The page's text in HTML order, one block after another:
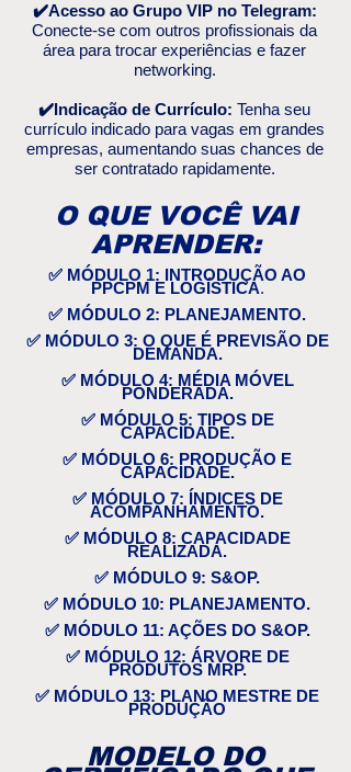
✔️Acesso ao Grupo VIP no Telegram:
Conecte-se com outros profissionais da
área para trocar experiências e fazer
networking.
✔️Indicação de Currículo: Tenha seu
currículo indicado para vagas em grandes
empresas, aumentando suas chances de
ser contratado rapidamente.
O QUE VOCÊ VAI
APRENDER:
✅ MÓDULO 1: INTRODUÇÃO AO
PPCPM E LOGÍSTICA.
✅ MÓDULO 2: PLANEJAMENTO.
✅ MÓDULO 3: O QUE É PREVISÃO DE
DEMANDA.
✅ MÓDULO 4: MÉDIA MÓVEL
PONDERADA.
✅ MÓDULO 5: TIPOS DE
CAPACIDADE.
✅ MÓDULO 6: PRODUÇÃO E
CAPACIDADE.
✅ MÓDULO 7: ÍNDICES DE
ACOMPANHAMENTO.
✅ MÓDULO 8: CAPACIDADE
REALIZADA.
✅ MÓDULO 9: S&OP.
✅ MÓDULO 10: PLANEJAMENTO.
✅ MÓDULO 11: AÇÕES DO S&OP.
✅ MÓDULO 12: ÁRVORE DE
PRODUTOS MRP.
✅ MÓDULO 13: PLANO MESTRE DE
PRODUÇÃO
MODELO DO